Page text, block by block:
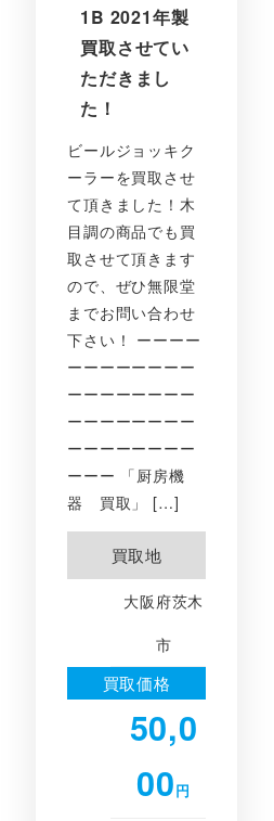
1B 2021年製
買取させてい
ただきまし
た！
ビールジョッキク
ーラーを買取させ
て頂きました！木
目調の商品でも買
取させて頂きます
ので、ぜひ無限堂
までお問い合わせ
下さい！ ーーーー
ーーーーーーーー
ーーーーーーーー
ーーーーーーーー
ーーーーーーーー
ーーー 「厨房機
器 買取」 […]
買取地
大阪府茨木
市
買取価格
50,0
00円